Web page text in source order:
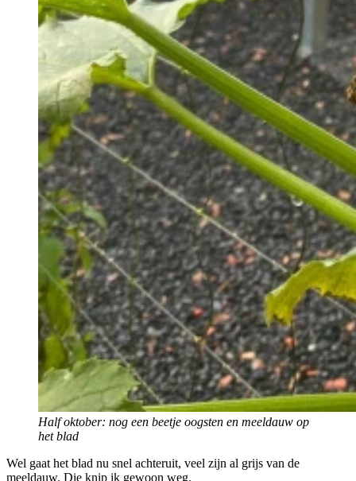
Half oktober: nog een beetje oogsten en meeldauw op
het blad
Wel gaat het blad nu snel achteruit, veel zijn al grijs van de
meeldauw. Die knip ik gewoon weg.